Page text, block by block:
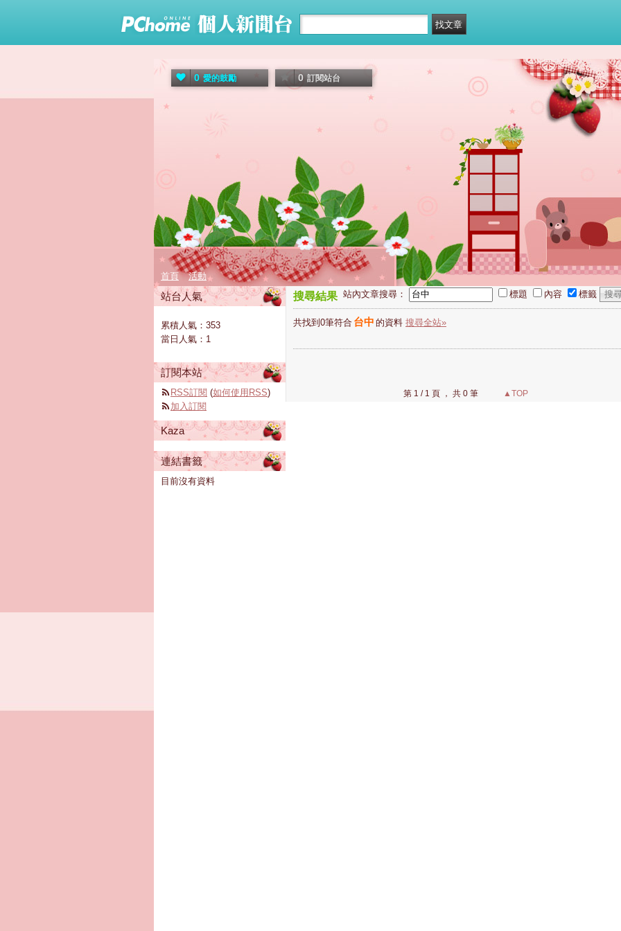
0 愛的鼓勵 0 訂閱站台
首頁 活動
搜尋結果 站內文章搜尋： 標題 內容 標籤
共找到0筆符合 台中 的資料 搜尋全站»
第 1 / 1 頁 ， 共 0 筆 ▲TOP
站台人氣
累積人氣： 353
當日人氣： 1
訂閱本站
RSS訂閱 (如何使用RSS)
加入訂閱
Kaza
連結書籤
目前沒有資料